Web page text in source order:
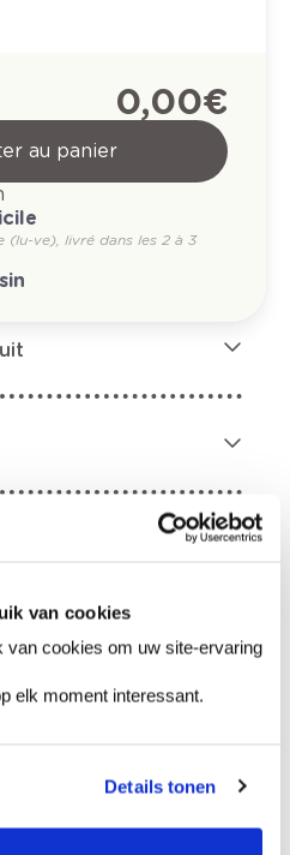
van cookies
van cookies om uw site-ervaring
elk moment interessant.
Details tonen
0,00 €
au panier
(lu-ve), livré dans les 2 à 3